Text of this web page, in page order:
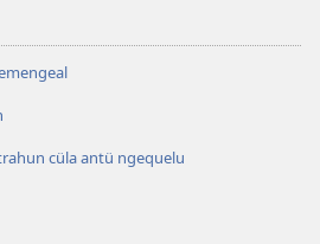
cüla antü ngequelu